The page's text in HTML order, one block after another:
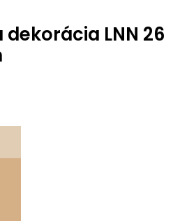
dekorácia LNN 26